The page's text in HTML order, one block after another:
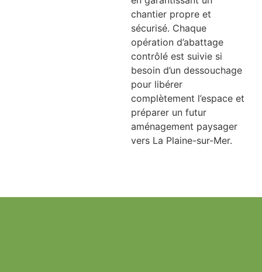
chantier propre et
sécurisé. Chaque
opération d’abattage
contrôlé est suivie si
besoin d’un dessouchage
pour libérer
complètement l’espace et
préparer un futur
aménagement paysager
vers La Plaine-sur-Mer.